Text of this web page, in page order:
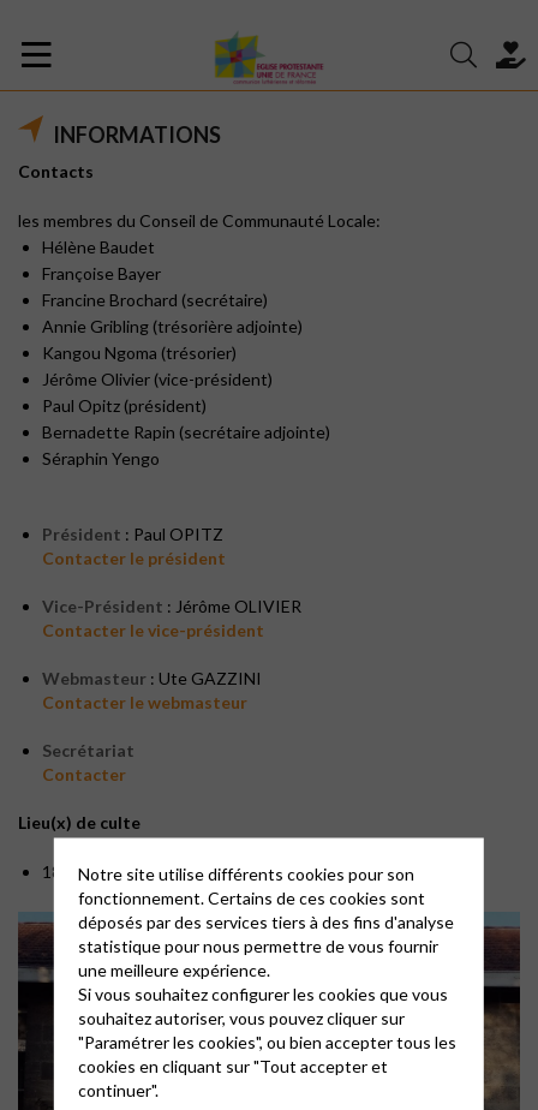
INFORMATIONS
Contacts
les membres du Conseil de Communauté Locale:
Hélène Baudet
Françoise Bayer
Francine Brochard (secrétaire)
Annie Gribling (trésorière adjointe)
Kangou Ngoma (trésorier)
Jérôme Olivier (vice-président)
Paul Opitz (président)
Bernadette Rapin (secrétaire adjointe)
Séraphin Yengo
Président : Paul OPITZ
Contacter le président
Vice-Président : Jérôme OLIVIER
Contacter le vice-président
Webmasteur : Ute GAZZINI
Contacter le webmasteur
Secrétariat
Contacter
Lieu(x) de culte
18 rue de Tresses 33100 Bordeaux
Notre site utilise différents cookies pour son
fonctionnement. Certains de ces cookies sont
déposés par des services tiers à des fins d'analyse
statistique pour nous permettre de vous fournir
une meilleure expérience.
Si vous souhaitez configurer les cookies que vous
souhaitez autoriser, vous pouvez cliquer sur
"Paramétrer les cookies", ou bien accepter tous les
cookies en cliquant sur "Tout accepter et
continuer".